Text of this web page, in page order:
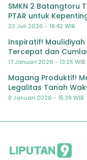
SMKN 2 Batangtoru
PTAR untuk
22 Juli 2026 - 18:42 WIB
Inspiratif! Maulidiyah
Tercepat dan
17 Januari 2026 - 13:25 WIB
Magang Produktif!
Legalitas Tanah
8 Januari 2026 - 15:39 WIB